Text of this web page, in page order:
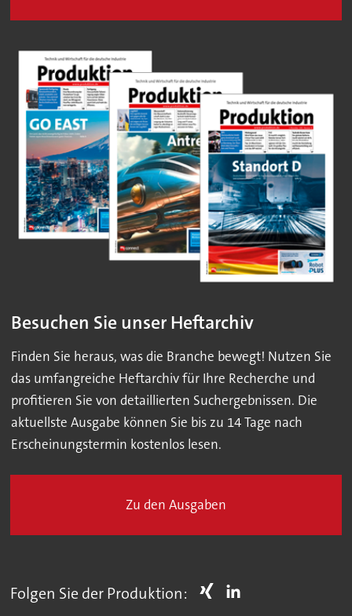
Besuchen Sie unser Heftarchiv
Finden Sie heraus, was die Branche bewegt! Nutzen Sie
das umfangreiche Heftarchiv für Ihre Recherche und
profitieren Sie von detaillierten Suchergebnissen. Die
aktuellste Ausgabe können Sie bis zu 14 Tage nach
Erscheinungstermin kostenlos lesen.
Zu den Ausgaben
Folgen Sie der Produktion: